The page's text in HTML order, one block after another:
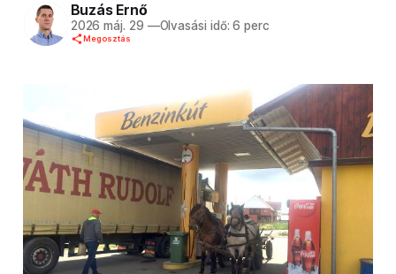
Buzás Ernő
2026 máj. 29 —Olvasási idő: 6 perc
Megosztás